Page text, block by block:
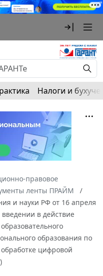
Налоги и
правовое
ленты ПРАЙМ
и науки РФ от 16 апреля
в действие
образования по
цифровой